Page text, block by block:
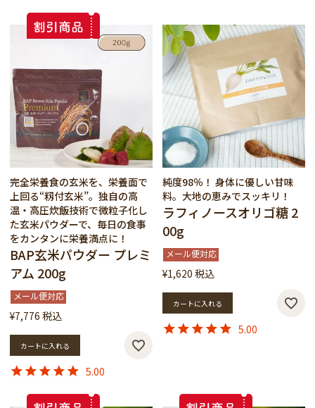
完全栄養食の玄米を、栄養面で
上回る“籾付玄米”。独自の高
温・高圧炊飯技術で微粒子化し
た玄米パウダーで、毎日の食事
をカンタンに栄養満点に！
BAP玄米パウダー プレミ
アム 200g
メール便対応
¥7,776 税込
カートに入れる
5.00
純度98％！ 身体に優しい甘味
料。大地の恵みでスッキリ！
ラフィノースオリゴ糖 2
00g
メール便対応
¥1,620 税込
カートに入れる
5.00